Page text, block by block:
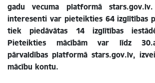
gadu vecuma platformā
interesenti var pieteikties 64 izglītības
tiek piedāvātas 14 izglītības
Pieteikties mācībām var līdz
pārvaldības platformā stars.gov.lv,
mācību kontu.